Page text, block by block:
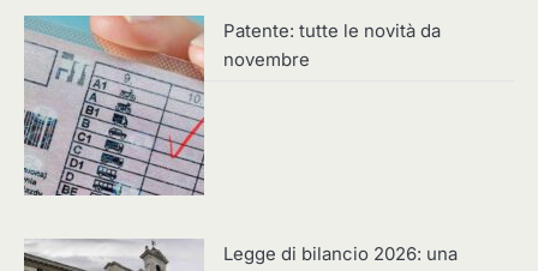
Patente: tutte le novità da
novembre
Legge di bilancio 2026: una